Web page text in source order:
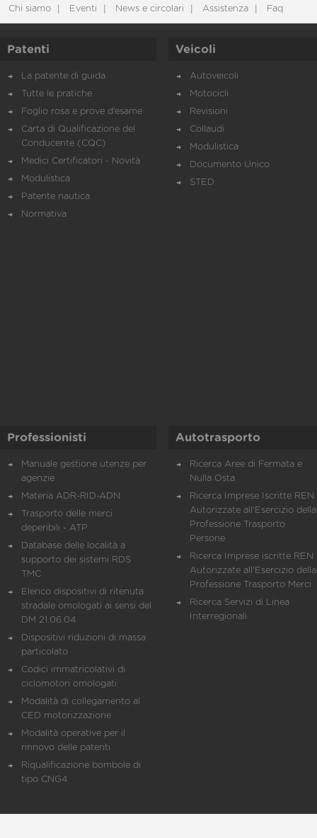
Chi siamo Eventi News e circolari Assistenza Faq
Patenti
La patente di guida
Tutte le pratiche
Foglio rosa e prove d’esame
Carta di Qualificazione del
Conducente (CQC)
Medici Certificatori - Novità
Modulistica
Patente nautica
Normativa
Veicoli
Autoveicoli
Motocicli
Revisioni
Collaudi
Modulistica
Documento Unico
STED
Professionisti
Manuale gestione utenze per
agenzie
Materia ADR-RID-ADN
Trasporto delle merci
deperibili - ATP
Database delle località a
supporto dei sistemi RDS
TMC
Elenco dispositivi di ritenuta
stradale omologati ai sensi del
DM 21.06.04
Dispositivi riduzioni di massa
particolato
Codici immatricolativi di
ciclomotori omologati
Modalità di collegamento al
CED motorizzazione
Modalità operative per il
rinnovo delle patenti
Riqualificazione bombole di
tipo CNG4
Autotrasporto
Ricerca Aree di Fermata e
Nulla Osta
Ricerca Imprese Iscritte REN
Autorizzate all'Esercizio della
Professione Trasporto
Persone
Ricerca Imprese iscritte REN
Autorizzate all'Esercizio della
Professione Trasporto Merci
Ricerca Servizi di Linea
Interregionali